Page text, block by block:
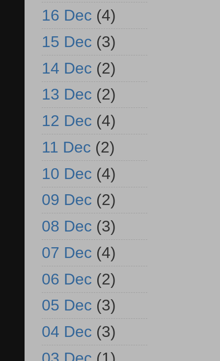
16 Dec (4)
15 Dec (3)
14 Dec (2)
13 Dec (2)
12 Dec (4)
11 Dec (2)
10 Dec (4)
09 Dec (2)
08 Dec (3)
07 Dec (4)
06 Dec (2)
05 Dec (3)
04 Dec (3)